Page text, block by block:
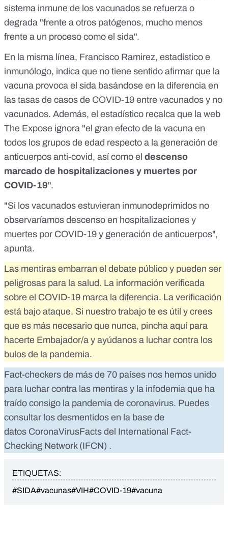
sistema inmune de los vacunados se refuerza o
degrada "frente a otros patógenos, mucho menos
frente a un proceso como el sida".
En la misma línea, Francisco Ramirez, estadístico e
inmunólogo, indica que no tiene sentido afirmar que la
vacuna provoca el sida basándose en la diferencia en
las tasas de casos de COVID-19 entre vacunados y no
vacunados. Además, el estadístico recalca que la web
The Expose ignora "el gran efecto de la vacuna en
todos los grupos de edad respecto a la generación de
anticuerpos anti-covid, así como el descenso
marcado de hospitalizaciones y muertes por
COVID-19".
"Si los vacunados estuvieran inmunodeprimidos no
observaríamos descenso en hospitalizaciones y
muertes por COVID-19 y generación de anticuerpos",
apunta.
Las mentiras embarran el debate público y pueden ser
peligrosas para la salud. La información verificada
sobre el COVID-19 marca la diferencia. La verificación
está bajo ataque. Si nuestro trabajo te es útil y crees
que es más necesario que nunca, pincha aquí para
hacerte Embajador/a y ayúdanos a luchar contra los
bulos de la pandemia.
Fact-checkers de más de 70 países nos hemos unido
para luchar contra las mentiras y la infodemia que ha
traído consigo la pandemia de coronavirus. Puedes
consultar los desmentidos en la base de
datos CoronaVirusFacts del International Fact-
Checking Network (IFCN) .
ETIQUETAS:
#SIDA#vacunas#VIH#COVID-19#vacuna